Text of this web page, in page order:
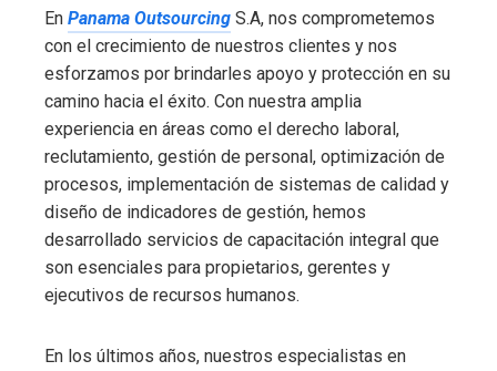
En Panama Outsourcing S.A, nos comprometemos
con el crecimiento de nuestros clientes y nos
esforzamos por brindarles apoyo y protección en su
camino hacia el éxito. Con nuestra amplia
experiencia en áreas como el derecho laboral,
reclutamiento, gestión de personal, optimización de
procesos, implementación de sistemas de calidad y
diseño de indicadores de gestión, hemos
desarrollado servicios de capacitación integral que
son esenciales para propietarios, gerentes y
ejecutivos de recursos humanos.
En los últimos años, nuestros especialistas en